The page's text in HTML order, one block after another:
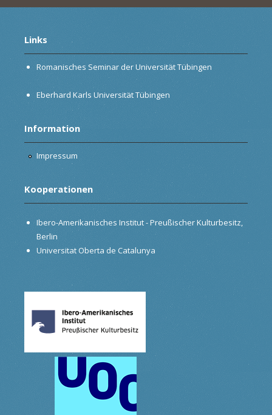
Links
Romanisches Seminar der Universität Tübingen
Eberhard Karls Universität Tübingen
Information
Impressum
Kooperationen
Ibero-Amerikanisches Institut - Preußischer Kulturbesitz,
Berlin
Universitat Oberta de Catalunya